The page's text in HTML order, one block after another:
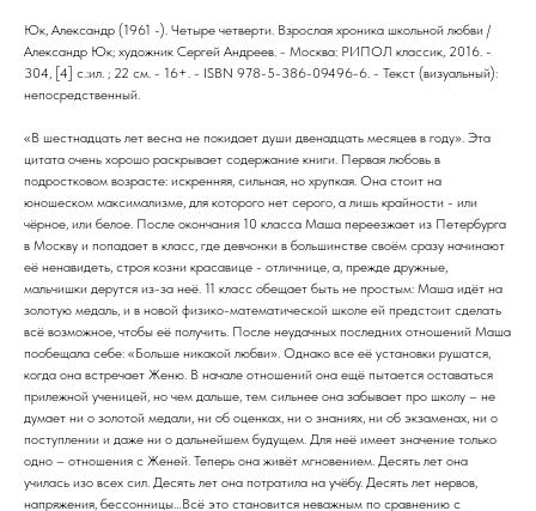
Юк, Александр (1961 -). Четыре четверти. Взрослая хроника школьной любви /
Александр Юк; художник Сергей Андреев. - Москва: РИПОЛ классик, 2016. -
304, [4] с.:ил. ; 22 см. - 16+. - ISBN 978-5-386-09496-6. - Текст (визуальный):
непосредственный.
«В шестнадцать лет весна не покидает души двенадцать месяцев в году». Эта
цитата очень хорошо раскрывает содержание книги. Первая любовь в
подростковом возрасте: искренняя, сильная, но хрупкая. Она стоит на
юношеском максимализме, для которого нет серого, а лишь крайности - или
чёрное, или белое. После окончания 10 класса Маша переезжает из Петербурга
в Москву и попадает в класс, где девчонки в большинстве своём сразу начинают
её ненавидеть, строя козни красавице - отличнице, а, прежде дружные,
мальчишки дерутся из-за неё. 11 класс обещает быть не простым: Маша идёт на
золотую медаль, и в новой физико-математической школе ей предстоит сделать
всё возможное, чтобы её получить. После неудачных последних отношений Маша
пообещала себе: «Больше никакой любви». Однако все её установки рушатся,
когда она встречает Женю. В начале отношений она ещё пытается оставаться
прилежной ученицей, но чем дальше, тем сильнее она забывает про школу – не
думает ни о золотой медали, ни об оценках, ни о знаниях, ни об экзаменах, ни о
поступлении и даже ни о дальнейшем будущем. Для неё имеет значение только
одно – отношения с Женей. Теперь она живёт мгновением. Десять лет она
училась изо всех сил. Десять лет она потратила на учёбу. Десять лет нервов,
напряжения, бессонницы…Всё это становится неважным по сравнению с